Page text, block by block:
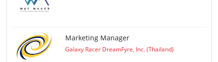
Marketing Manager
Galaxy Racer DreamFyre, Inc. (Thailand)